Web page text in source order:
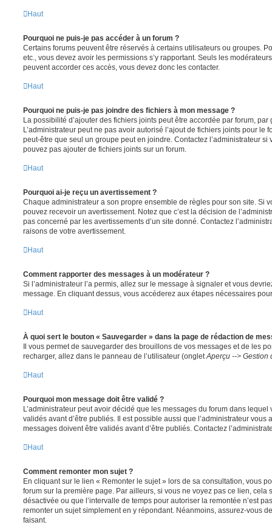
Haut
Pourquoi ne puis-je pas accéder à un forum ?
Certains forums peuvent être réservés à certains utilisateurs ou groupes.
etc., vous devez avoir les permissions s’y rapportant. Seuls les
peuvent accorder ces accès, vous devez donc les contacter.
Haut
Pourquoi ne puis-je pas joindre des fichiers à mon message ?
La possibilité d’ajouter des fichiers joints peut être accordée par forum, par
L’administrateur peut ne pas avoir autorisé l’ajout de fichiers joints pour le
peut-être que seul un groupe peut en joindre. Contactez l’administrateur
pouvez pas ajouter de fichiers joints sur un forum.
Haut
Pourquoi ai-je reçu un avertissement ?
Chaque administrateur a son propre ensemble de règles pour son site. Si
pouvez recevoir un avertissement. Notez que c’est la décision de
pas concerné par les avertissements d’un site donné. Contactez
raisons de votre avertissement.
Haut
Comment rapporter des messages à un modérateur ?
Si l’administrateur l’a permis, allez sur le message à signaler et vous
message. En cliquant dessus, vous accéderez aux étapes nécessaires
Haut
À quoi sert le bouton « Sauvegarder » dans la page de rédaction de
Il vous permet de sauvegarder des brouillons de vos messages et de les
recharger, allez dans le panneau de l’utilisateur (onglet Aperçu --> Gestion
Haut
Pourquoi mon message doit être validé ?
L’administrateur peut avoir décidé que les messages du forum dans lequel
validés avant d’être publiés. Il est possible aussi que l’administrateur vous
messages doivent être validés avant d’être publiés. Contactez
Haut
Comment remonter mon sujet ?
En cliquant sur le lien « Remonter le sujet » lors de sa consultation, vous
forum sur la première page. Par ailleurs, si vous ne voyez pas ce lien, cela
désactivée ou que l’intervalle de temps pour autoriser la remontée n’est
remonter un sujet simplement en y répondant. Néanmoins, assurez-vous
faisant.